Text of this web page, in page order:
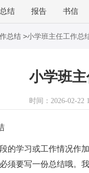
总结 报告 书信
总结 >小学班主任工作总
小学班
时间：2026-02-22
学习或工作情况作加
须要写一份总结哦。